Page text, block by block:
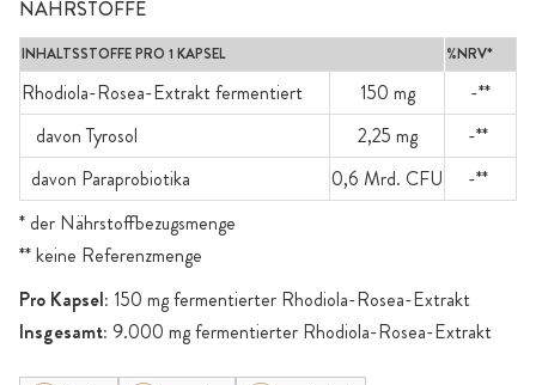
NÄHRSTOFFE
INHALTSSTOFFE PRO 1 KAPSEL %NRV*
Rhodiola-Rosea-Extrakt fermentiert 150 mg
-**
davon Tyrosol
2,25 mg
-**
davon Paraprobiotika
0,6 Mrd. CFU
-**
* der Nährstoffbezugsmenge
** keine Referenzmenge
Pro Kapsel: 150 mg fermentierter Rhodiola-Rosea-Extrakt
Insgesamt: 9.000 mg fermentierter Rhodiola-Rosea-Extrakt